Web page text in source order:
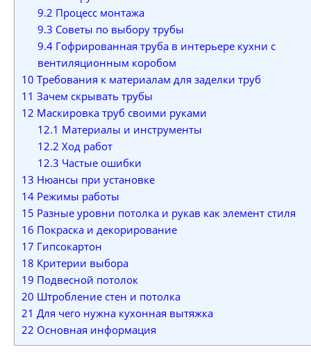
9.2 Процесс монтажа
9.3 Советы по выбору трубы
9.4Гофрированная труба в интерьере кухни с
вентиляционным коробом
10 Требования к материалам для заделки труб
11 Зачем скрывать трубы
12 Маскировка труб своими руками
12.1 Материалы и инструменты
12.2 Ход работ
12.3 Частые ошибки
13 Нюансы при установке
14 Режимы работы
15 Разные уровни потолка и рукав как элемент стиля
16 Покраска и декорирование
17 Гипсокартон
18 Критерии выбора
19 Подвесной потолок
20 Штробление стен и потолка
21 Для чего нужна кухонная вытяжка
22 Основная информация